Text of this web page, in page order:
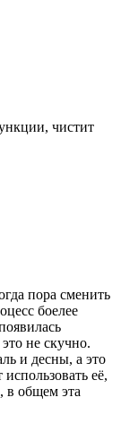
чистит
пора сменить
боелее
не скучно.
и десны, а это
её,
в общем эта